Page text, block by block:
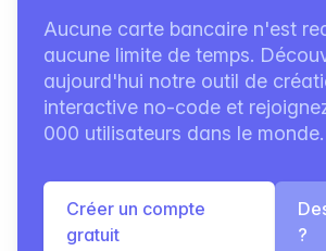
Aucune carte bancaire n'est
aucune limite de temps.
aujourd'hui notre outil de
interactive no-code et
000 utilisateurs dans le monde.
Créer un compte
gratuit
?